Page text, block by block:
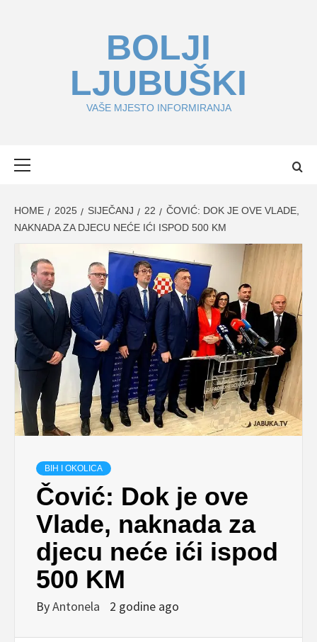
BOLJI
LJUBUŠKI
VAŠE MJESTO INFORMIRANJA
HOME 2025 SIJEČANJ 22
ČOVIĆ: DOK JE OVE VLADE,
NAKNADA ZA DJECU NEĆE IĆI ISPOD 500 KM
BIH I OKOLICA
Čović: Dok je ove
Vlade, naknada za
djecu neće ići ispod
500 KM
ByAntonela 2 godine ago